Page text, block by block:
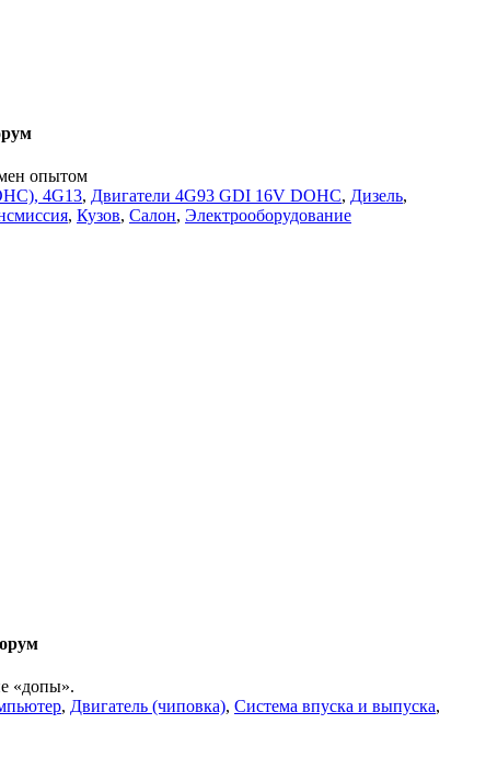
опытом
4G13, Двигатели 4G93 GDI 16V DOHC, Дизель,
, Кузов, Салон, Электрооборудование
«допы».
, Двигатель (чиповка), Система впуска и выпуска,